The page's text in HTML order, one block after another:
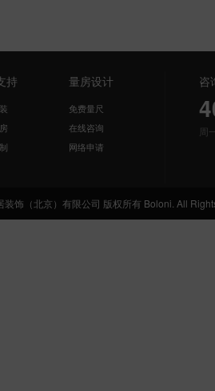
持 量房设计
免费量尺
在线咨询
网络申请
咨
周
饰（北京）有限公司 版权所有 Boloni. All